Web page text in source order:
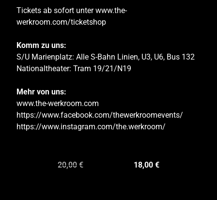
Tickets ab sofort unterwww.the-
werkroom.com/ticketshop
Komm zu uns:
S/U Marienplatz: Alle S-Bahn Linien, U3, U6, Bus 132
Nationaltheater: Tram 19/21/N19
Mehr von uns:
www.the-werkroom.com
https://www.facebook.com/thewerkroomevents/
https://www.instagram.com/the.werkroom/
20,00 € 18,00 €